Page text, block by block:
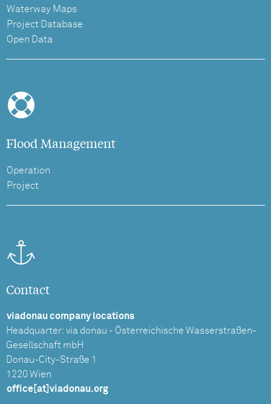
Waterway Maps
Project Database
Open Data
Flood Management
Operation
Project
Contact
viadonau company locations
Headquarter: via donau - Österreichische Wasserstraßen-
Gesellschaft mbH
Donau-City-Straße 1
1220 Wien
office[at]viadonau.org